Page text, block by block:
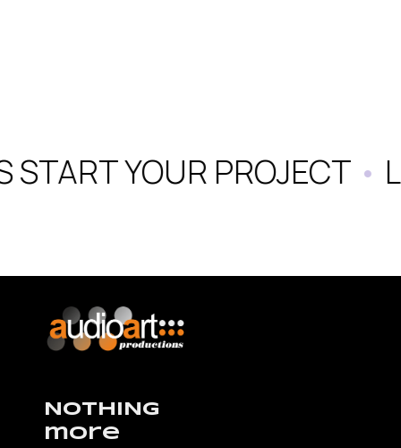
START YOUR PROJECT•
NOTHING
more